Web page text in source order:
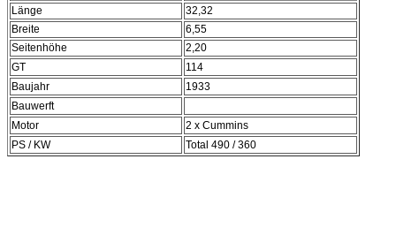
Länge
32,32
Breite
6,55
Seitenhöhe
2,20
GT
114
Baujahr
1933
Bauwerft
Motor
2 x Cummins
PS / KW
Total 490 / 360